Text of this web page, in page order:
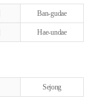
Ban-gudae
Hae-undae
Sejong